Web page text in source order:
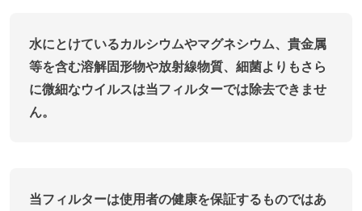
水にとけているカルシウムやマグネシウム、貴金属
等を含む溶解固形物や放射線物質、細菌よりもさら
に微細なウイルスは当フィルターでは除去できませ
ん。
当フィルターは使用者の健康を保証するものではあ